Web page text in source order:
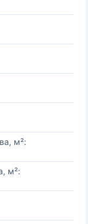
м²:
м²: